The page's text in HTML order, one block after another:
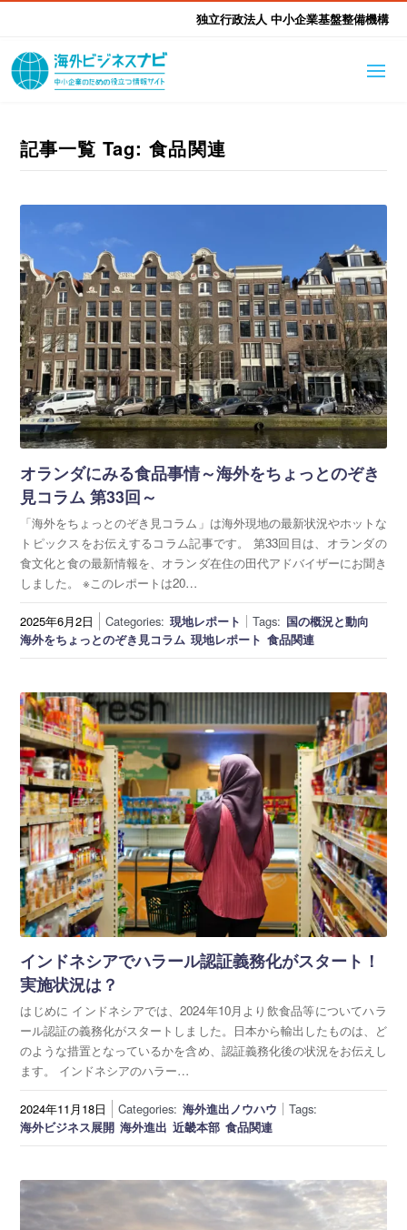
独立行政法人 中小企業基盤整備機構
海外ビジネスナビとは
はじめて海外
海外出展 海外展示会ハン
ドブック
EUガイドブック
ふかぼり海外
海外進出ノウハウ 現地レポート
進出・支援事例 調査レポート
アドバイザーリスト
本部・関東本部 北海道本部
東北本部 中部本部
北陸本部 近畿本部
中国本部 四国本部
九州本部
支援メニュー
海外展開アドバイス支援 支援機関相談
海外展開支援メニュー 関係機関のリンク集
記事一覧 Tag: 食品関連
オランダにみる食品事情～海外をちょっとのぞき
見コラム 第33回～
「海外をちょっとのぞき見コラム」は海外現地の最新状況やホットな
トピックスをお伝えするコラム記事です。 第33回目は、オランダの
食文化と食の最新情報を、オランダ在住の田代アドバイザーにお聞き
しました。 ※このレポートは20…
2025年6月2日 Categories: 現地レポート Tags: 国の概況と動向
海外をちょっとのぞき見コラム 現地レポート 食品関連
インドネシアでハラール認証義務化がスタート！
実施状況は？
はじめに インドネシアでは、2024年10月より飲食品等についてハラ
ール認証の義務化がスタートしました。日本から輸出したものは、ど
のような措置となっているかを含め、認証義務化後の状況をお伝えし
ます。 インドネシアのハラー…
2024年11月18日 Categories: 海外進出ノウハウ
Tags:
海外ビジネス展開 海外進出 近畿本部 食品関連